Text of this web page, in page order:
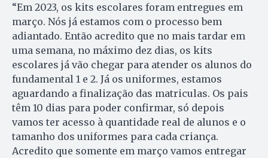
“Em 2023, os kits escolares foram entregues em
março. Nós já estamos com o processo bem
adiantado. Então acredito que no mais tardar em
uma semana, no máximo dez dias, os kits
escolares já vão chegar para atender os alunos do
fundamental 1 e 2. Já os uniformes, estamos
aguardando a finalização das matriculas. Os pais
têm 10 dias para poder confirmar, só depois
vamos ter acesso à quantidade real de alunos e o
tamanho dos uniformes para cada criança.
Acredito que somente em março vamos entregar